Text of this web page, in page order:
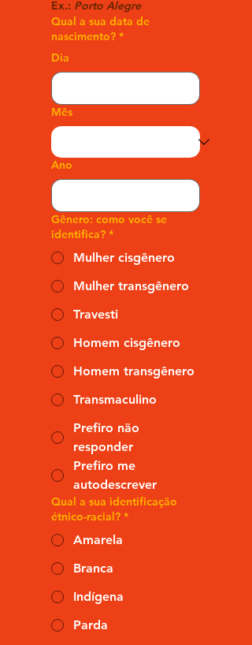
Ex.: Porto Alegre
Qual a sua data de
nascimento? *
Dia
Mês
Ano
Gênero: como você se
identifica? *
Mulher cisgênero
Mulher transgênero
Travesti
Homem cisgênero
Homem transgênero
Transmaculino
Prefiro não
responder
Prefiro me
autodescrever
Qual a sua identificação
étnico-racial? *
Amarela
Branca
Indígena
Parda